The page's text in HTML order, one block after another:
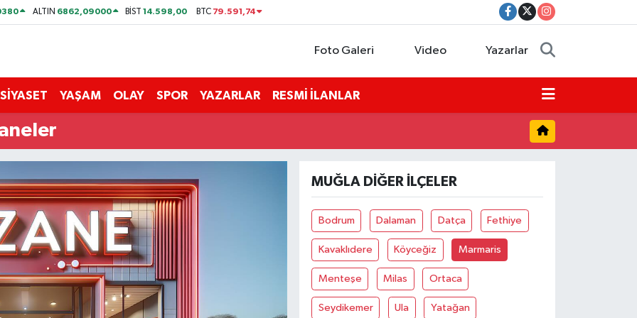
ALTIN 6862,09000 BİST14.598,00 BTC 79.591,74
Foto Galeri Video Yazarlar
SİYASET YAŞAM OLAY SPOR YAZARLAR RESMİ İLANLAR
MUĞLA DIĞER İLÇELER
Bodrum Dalaman Datça Fethiye
Kavaklıdere Köyceğiz Marmaris
Menteşe Milas Ortaca
Seydikemer Ula Yatağan